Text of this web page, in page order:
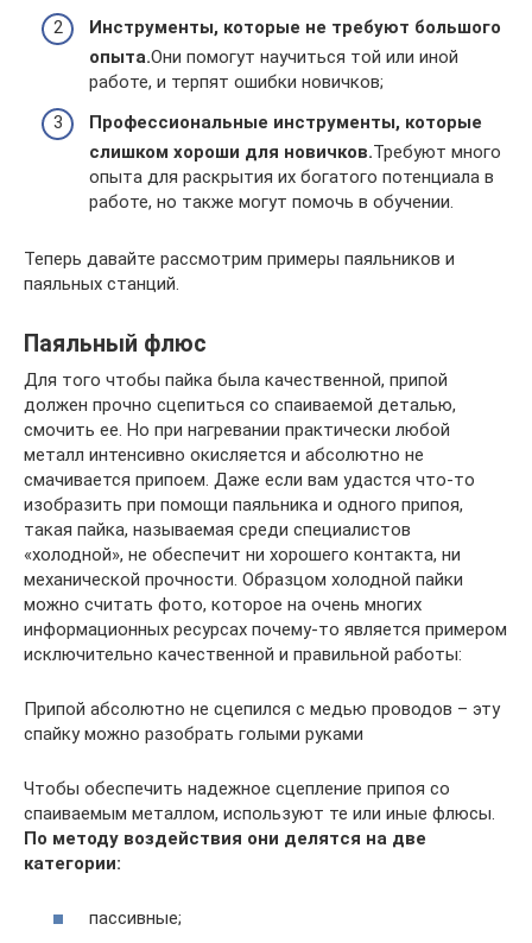
Инструменты, которые не требуют большого
опыта.Они помогут научиться той или иной
работе, и терпят ошибки новичков;
Профессиональные инструменты, которые
слишком хороши для новичков.Требуют много
опыта для раскрытия их богатого потенциала в
работе, но также могут помочь в обучении.
Теперь давайте рассмотрим примеры паяльников и
паяльных станций.
Паяльный флюс
Для того чтобы пайка была качественной, припой
должен прочно сцепиться со спаиваемой деталью,
смочить ее. Но при нагревании практически любой
металл интенсивно окисляется и абсолютно не
смачивается припоем. Даже если вам удастся что-то
изобразить при помощи паяльника и одного припоя,
такая пайка, называемая среди специалистов
«холодной», не обеспечит ни хорошего контакта, ни
механической прочности. Образцом холодной пайки
можно считать фото, которое на очень многих
информационных ресурсах почему-то является примером
исключительно качественной и правильной работы:
Припой абсолютно не сцепился с медью проводов – эту
спайку можно разобрать голыми руками
Чтобы обеспечить надежное сцепление припоя со
спаиваемым металлом, используют те или иные флюсы.
По методу воздействия они делятся на две
категории:
пассивные;